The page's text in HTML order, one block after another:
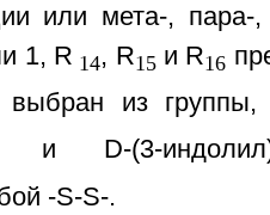
или мета-, пара-
1, R 14, R15 и R16
выбран из группы,
и D-(3-
-S-S-.